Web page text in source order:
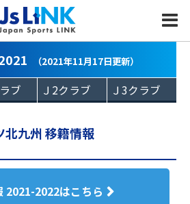
（2021年11月17日更新）
北九州 移籍情報
2021-2022はこちら